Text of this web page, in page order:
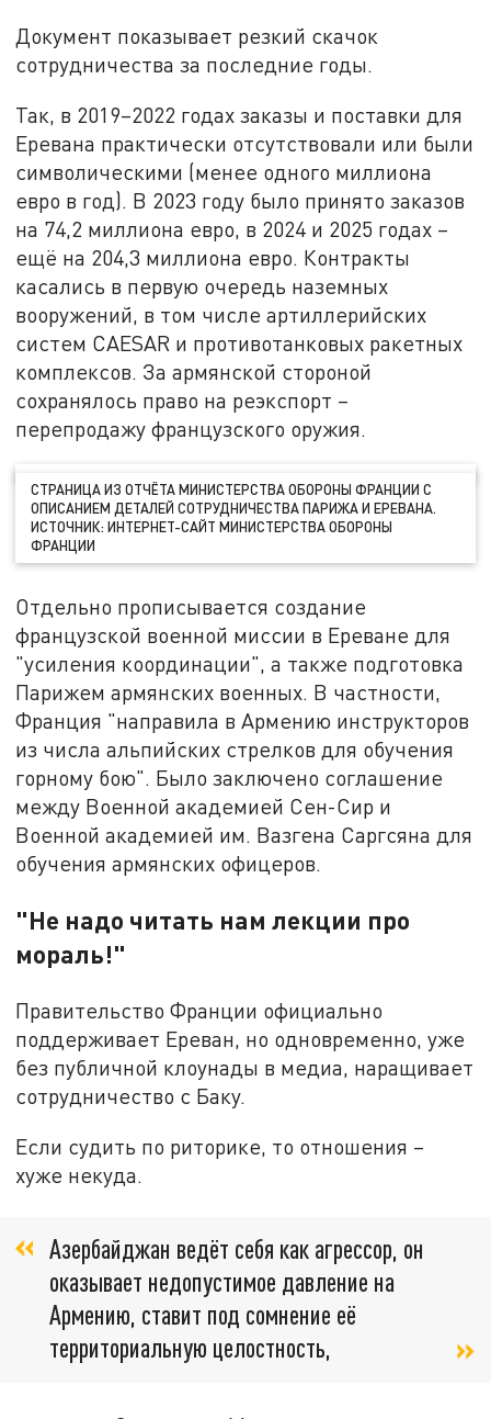
Документ показывает резкий скачок
сотрудничества за последние годы.
Так, в 2019–2022 годах заказы и поставки для
Еревана практически отсутствовали или были
символическими (менее одного миллиона
евро в год). В 2023 году было принято заказов
на 74,2 миллиона евро, в 2024 и 2025 годах –
ещё на 204,3 миллиона евро. Контракты
касались в первую очередь наземных
вооружений, в том числе артиллерийских
систем CAESAR и противотанковых ракетных
комплексов. За армянской стороной
сохранялось право на реэкспорт –
перепродажу французского оружия.
СТРАНИЦА ИЗ ОТЧЁТА МИНИСТЕРСТВА ОБОРОНЫ ФРАНЦИИ С
ОПИСАНИЕМ ДЕТАЛЕЙ СОТРУДНИЧЕСТВА ПАРИЖА И ЕРЕВАНА.
ИСТОЧНИК: ИНТЕРНЕТ-САЙТ МИНИСТЕРСТВА ОБОРОНЫ
ФРАНЦИИ
Отдельно прописывается создание
французской военной миссии в Ереване для
"усиления координации", а также подготовка
Парижем армянских военных. В частности,
Франция "направила в Армению инструкторов
из числа альпийских стрелков для обучения
горному бою". Было заключено соглашение
между Военной академией Сен-Сир и
Военной академией им. Вазгена Саргсяна для
обучения армянских офицеров.
"Не надо читать нам лекции про
мораль!"
Правительство Франции официально
поддерживает Ереван, но одновременно, уже
без публичной клоунады в медиа, наращивает
сотрудничество с Баку.
Если судить по риторике, то отношения –
хуже некуда.
Азербайджан ведёт себя как агрессор, он
оказывает недопустимое давление на
Армению, ставит под сомнение её
территориальную целостность,